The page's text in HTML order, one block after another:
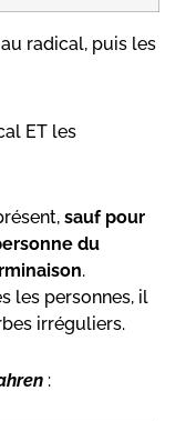
radical, puis les
ET les
sauf pour
du
.
les personnes, il
irréguliers.
: